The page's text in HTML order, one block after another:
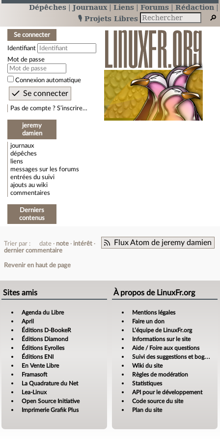
Dépêches Journaux Liens Forums
Rédaction
🎙️ Projets Libres
Se connecter
Identifiant
Mot de passe
Connexion automatique
Pas de compte ? S’inscrire…
jeremy
damien
journaux
dépêches
liens
messages sur les forums
entrées du suivi
ajouts au wiki
commentaires
Derniers
contenus
Flux Atom de jeremy damien
Trier par : date note
intérêt
dernier commentaire
Revenir en haut de page
Sites amis
Agenda du Libre
April
Éditions D-BookeR
Éditions Diamond
Éditions Eyrolles
Éditions ENI
En Vente Libre
Framasoft
La Quadrature du Net
Lea-Linux
Open Source Initiative
Imprimerie Grafik Plus
À propos de LinuxFr.org
Mentions légales
Faire un don
L’équipe de LinuxFr.org
Informations sur le site
Aide / Foire aux questions
Suivi des suggestions et bogues
Wiki du site
Règles de modération
Statistiques
API pour le développement
Code source du site
Plan du site